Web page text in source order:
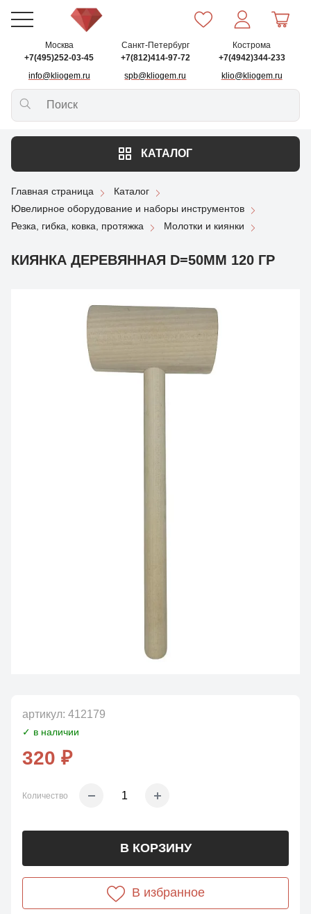
Москва
+7(495)252-03-45
info@kliogem.ru
Санкт-Петербург
+7(812)414-97-72
spb@kliogem.ru
Кострома
+7(4942)344-233
klio@kliogem.ru
КАТАЛОГ
Главная страница
Каталог
Ювелирное оборудование и наборы инструментов
Резка, гибка, ковка, протяжка
Молотки и киянки
КИЯНКА ДЕРЕВЯННАЯ D=50ММ 120 ГР
артикул: 412179
✓ в наличии
320 ₽
Количество
В КОРЗИНУ
В избранное